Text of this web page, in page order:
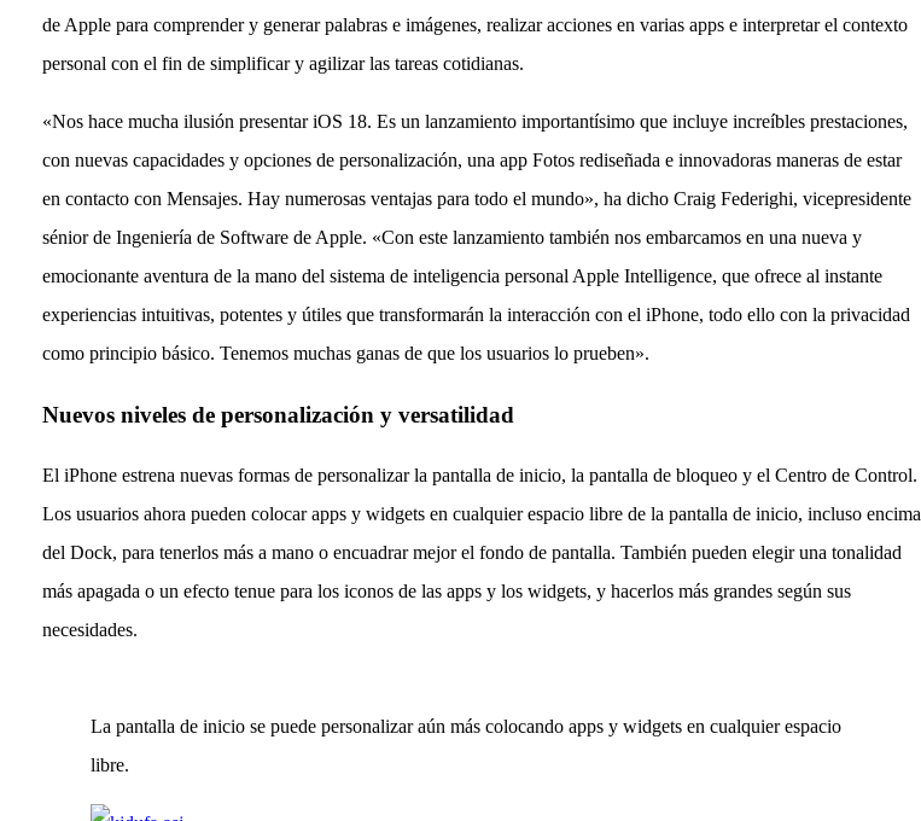
de Apple para comprender y generar palabras e imágenes, realizar acciones en varias apps e interpretar el contexto
personal con el fin de simplificar y agilizar las tareas cotidianas.
«Nos hace mucha ilusión presentar iOS 18. Es un lanzamiento importantísimo que incluye increíbles prestaciones,
con nuevas capacidades y opciones de personalización, una app Fotos rediseñada e innovadoras maneras de estar
en contacto con Mensajes. Hay numerosas ventajas para todo el mundo», ha dicho Craig Federighi, vicepresidente
sénior de Ingeniería de Software de Apple. «Con este lanzamiento también nos embarcamos en una nueva y
emocionante aventura de la mano del sistema de inteligencia personal Apple Intelligence, que ofrece al instante
experiencias intuitivas, potentes y útiles que transformarán la interacción con el iPhone, todo ello con la privacidad
como principio básico. Tenemos muchas ganas de que los usuarios lo prueben».
Nuevos niveles de personalización y versatilidad
El iPhone estrena nuevas formas de personalizar la pantalla de inicio, la pantalla de bloqueo y el Centro de Control.
Los usuarios ahora pueden colocar apps y widgets en cualquier espacio libre de la pantalla de inicio, incluso encima
del Dock, para tenerlos más a mano o encuadrar mejor el fondo de pantalla. También pueden elegir una tonalidad
más apagada o un efecto tenue para los iconos de las apps y los widgets, y hacerlos más grandes según sus
necesidades.
La pantalla de inicio se puede personalizar aún más colocando apps y widgets en cualquier espacio
libre.